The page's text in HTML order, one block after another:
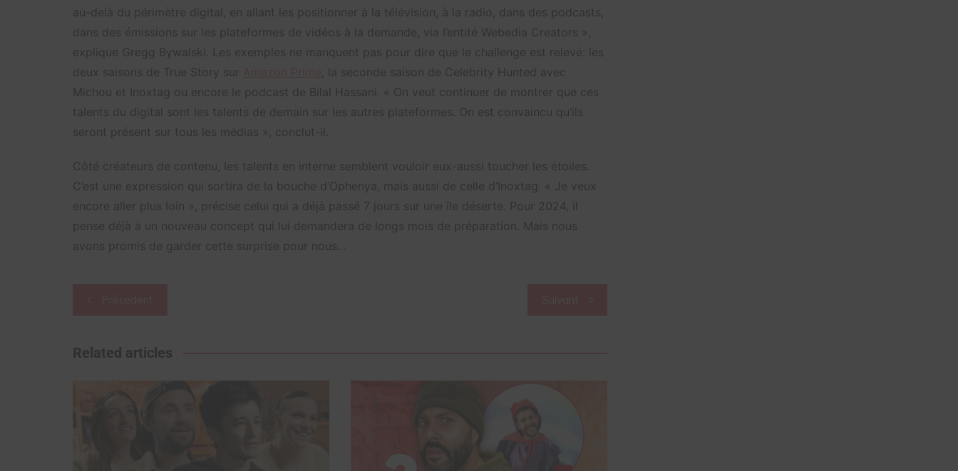
au-delà du périmètre digital, en allant les positionner à la télévision, à la radio, dans des podcasts,
dans des émissions sur les plateformes de vidéos à la demande, via l’entité Webedia Creators »,
explique Gregg Bywalski. Les exemples ne manquent pas pour dire que le challenge est relevé: les
deux saisons de True Story sur
, la seconde saison de Celebrity Hunted avec
Michou et Inoxtag ou encore le podcast de Bilal Hassani. « On veut continuer de montrer que ces
talents du digital sont les talents de demain sur les autres plateformes. On est convaincu qu’ils
seront présent sur tous les médias », conclut-il.
Côté créateurs de contenu, les talents en interne semblent vouloir eux-aussi toucher les étoiles.
C’est une expression qui sortira de la bouche d’Ophenya, mais aussi de celle d’Inoxtag. « Je veux
encore aller plus loin », précise celui qui a déjà passé 7 jours sur une île déserte. Pour 2024, il
pense déjà à un nouveau concept qui lui demandera de longs mois de préparation. Mais nous
avons promis de garder cette surprise pour nous…
l’article
Related articles